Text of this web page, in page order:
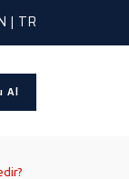
| TR
Al